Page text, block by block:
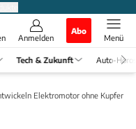
Anmelden
Abo
Menü
Tech & Zukunft Auto-
Elektromotor ohne Kupfer